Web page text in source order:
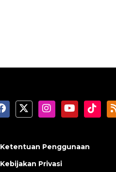
Ketentuan Penggunaan
Kebijakan Privasi